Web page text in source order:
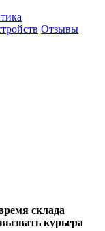
Отзывы
склада
курьера